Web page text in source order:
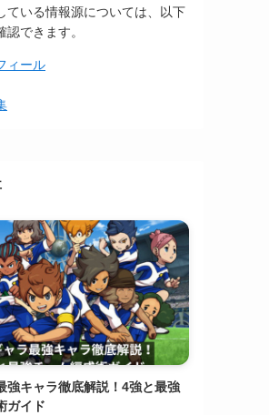
ている情報源については、以下
できます。
ィール
強キャラ徹底解説！4強と最強
ガイド